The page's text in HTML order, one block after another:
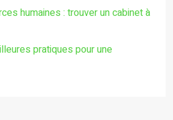
humaines : trouver un cabinet à
pratiques pour une